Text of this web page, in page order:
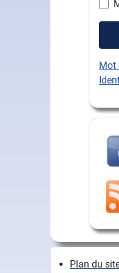
Mot
Plan du